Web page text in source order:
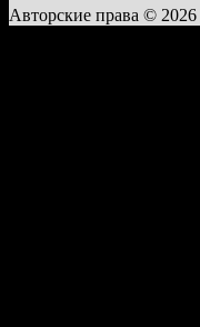
Авторские права © 2026